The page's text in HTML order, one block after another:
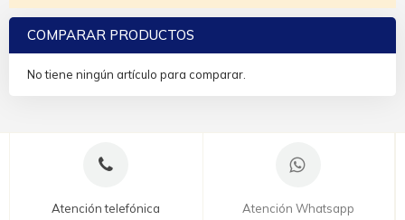
COMPARAR PRODUCTOS
No tiene ningún artículo para comparar.
Atención telefónica
Atención Whatsapp